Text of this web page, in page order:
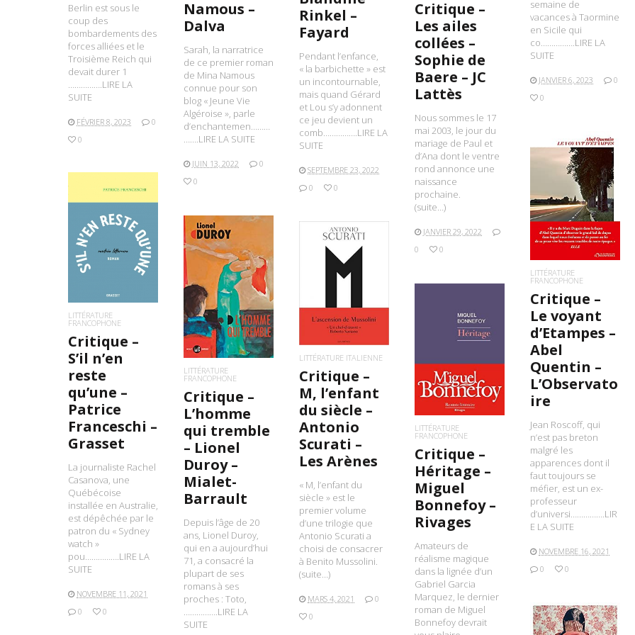
Berlin est sous le
coup des
bombardements des
forces alliées et le
Troisième Reich qui
devait durer 1
…………….LIRE LA
SUITE
FÉVRIER 8, 2023
0
0
semaine de
vacances à Taormine
en Sicile qui
co…………….LIRE LA
SUITE
JANVIER 6, 2023
0
0
Rinkel –
Fayard
Pendant l’enfance,
« la barbichette » est
un incontournable,
mais quand Gérard
et Lou s’y adonnent
ce jeu devient un
comb…………….LIRE LA
SUITE
SEPTEMBRE 23, 2022
0
0
Namous –
Dalva
Sarah, la narratrice
de ce premier roman
de Mina Namous
connue pour son
blog « Jeune Vie
Algéroise », parle
d’enchantemen………
…….LIRE LA SUITE
JUIN 13, 2022
0
0
Critique –
Les ailes
collées –
Sophie de
Baere – JC
Lattès
Nous sommes le 17
mai 2003, le jour du
mariage de Paul et
d’Ana dont le ventre
rond annonce une
naissance
prochaine.
(suite…)
JANVIER 29, 2022
0
0
LIRE LA SUITE
LITTÉRATURE
FRANCOPHONE
Critique –
Le voyant
d’Etampes –
Abel
Quentin –
L’Observato
ire
Jean Roscoff, qui
n’est pas breton
malgré les
apparences dont il
faut toujours se
méfier, est un ex-
professeur
d’universi…………….LIR
E LA SUITE
NOVEMBRE 16, 2021
0
0
LIRE LA SUITE
LITTÉRATURE
FRANCOPHONE
Critique –
S’il n’en
reste
qu’une –
Patrice
Franceschi –
Grasset
La journaliste Rachel
Casanova, une
Québécoise
installée en Australie,
est dépêchée par le
patron du « Sydney
watch »
pou…………….LIRE LA
SUITE
NOVEMBRE 11, 2021
0
0
LIRE LA SUITE
LITTÉRATURE
FRANCOPHONE
Critique –
L’homme
qui tremble
– Lionel
Duroy –
Mialet-
Barrault
Depuis l’âge de 20
ans, Lionel Duroy,
qui en a aujourd’hui
71, a consacré la
plupart de ses
romans à ses
proches : Toto,
…………….LIRE LA
SUITE
LITTÉRATURE ITALIENNE
Critique –
M, l’enfant
du siècle –
Antonio
Scurati –
Les Arènes
« M, l’enfant du
siècle » est le
premier volume
d’une trilogie que
Antonio Scurati a
choisi de consacrer
à Benito Mussolini.
(suite…)
MARS 4, 2021
0
0
LITTÉRATURE
FRANCOPHONE
Critique –
Héritage –
Miguel
Bonnefoy –
Rivages
Amateurs de
réalisme magique
dans la lignée d’un
Gabriel Garcia
Marquez, le dernier
roman de Miguel
Bonnefoy devrait